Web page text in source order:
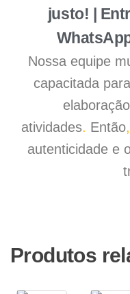
justo! |
Nossa equipe
capacitada
atividades. Então,
autenticidade e
Produtos